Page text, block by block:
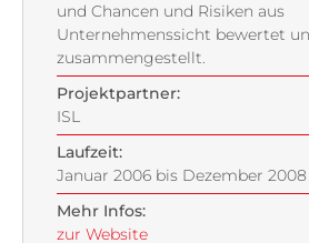
und Chancen und Risiken aus
Unternehmenssicht bewertet
zusammengestellt.
Projektpartner:
ISL
Laufzeit:
Januar 2006 bis Dezember 2008
Mehr Infos:
zur Website